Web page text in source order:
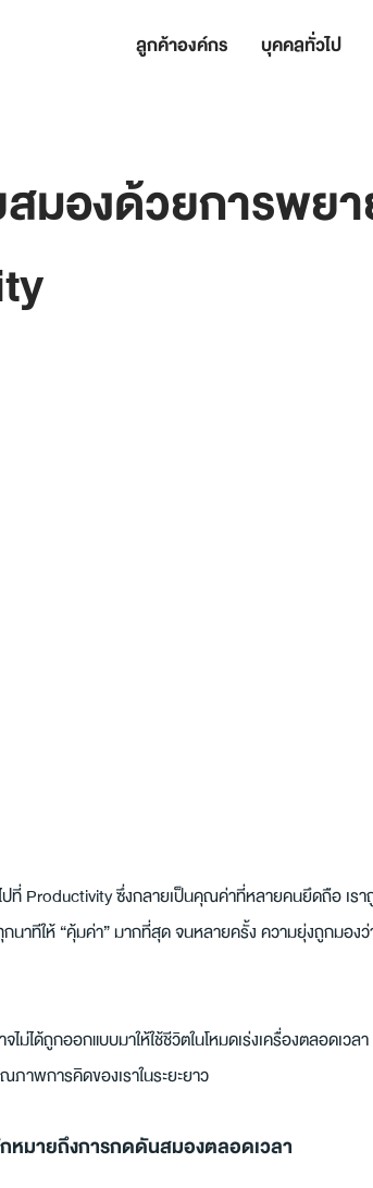
ลูกค้าองค์กร บุคคลทั่วไป
สมองด้วยการพย
ที่ Productivity ซึ่งกลายเป็นคุณค่าที่หลายคนยึดถือ เรา
กนาทีให้ “คุ้มค่า” มากที่สุด จนหลายครั้ง ความยุ่งถูกมอ
ม่ได้ถูกออกแบบมาให้ใช้ชีวิตในโหมดเร่งเครื่องตลอดเว
าพการคิดของเราในระยะยาว
หมายถึงการกดดันสมองตลอดเวลา